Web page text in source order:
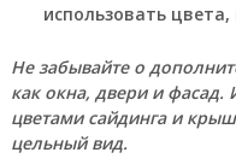
использовать
Не забывайте о
как окна, двери и фасад.
цветами сайдинга и
цельный вид.